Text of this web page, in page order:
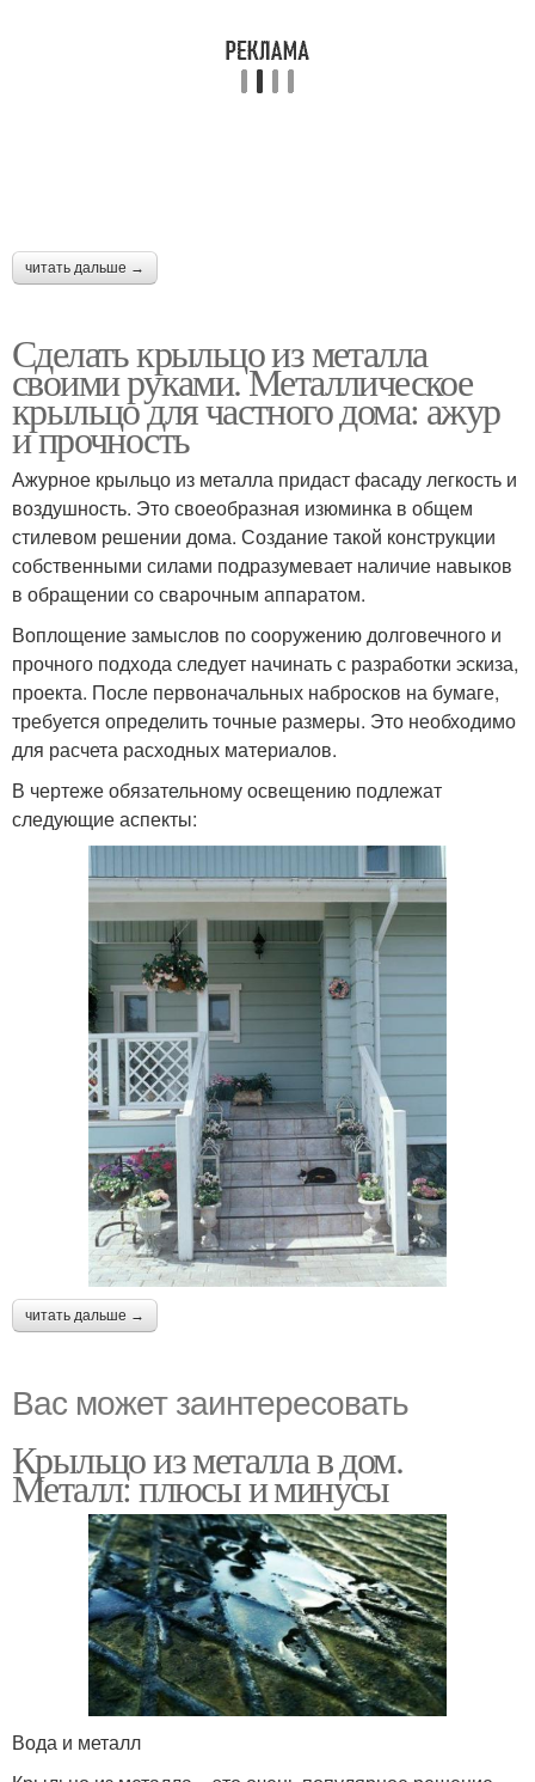
читать дальше →
Сделать крыльцо из металла
своими руками. Металлическое
крыльцо для частного дома: ажур
и прочность
Ажурное крыльцо из металла придаст фасаду легкость и
воздушность. Это своеобразная изюминка в общем
стилевом решении дома. Создание такой конструкции
собственными силами подразумевает наличие навыков
в обращении со сварочным аппаратом.
Воплощение замыслов по сооружению долговечного и
прочного подхода следует начинать с разработки эскиза,
проекта. После первоначальных набросков на бумаге,
требуется определить точные размеры. Это необходимо
для расчета расходных материалов.
В чертеже обязательному освещению подлежат
следующие аспекты:
читать дальше →
Вас может заинтересовать
Крыльцо из металла в дом.
Металл: плюсы и минусы
Вода и металл